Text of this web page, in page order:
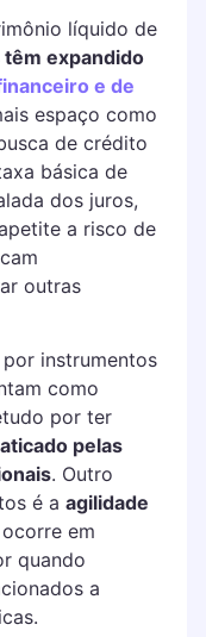
líquido de
têm expandido
e de
espaço como
de crédito
básica de
dos juros,
a risco de
outras
instrumentos
como
por ter
pelas
. Outro
é a agilidade
em
quando
a